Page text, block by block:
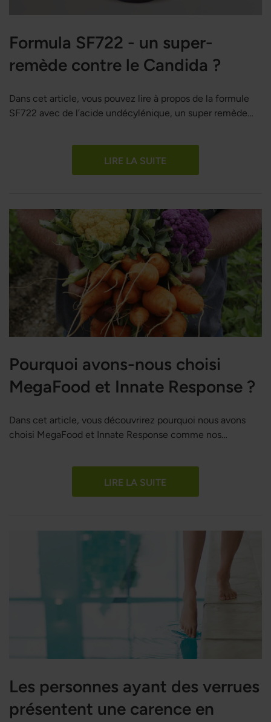
Formula SF722 - un super-
remède contre le Candida ?
Dans cet article, vous pouvez lire à propos de la formule
SF722 avec de l’acide undécylénique, un super remède
LIRE LA SUITE
Pourquoi avons-nous choisi
MegaFood et Innate Response ?
Dans cet article, vous découvrirez pourquoi nous avons
choisi MegaFood et Innate Response comme nos
compléments alimentaires de meilleure qualité.
LIRE LA SUITE
Les personnes ayant des verrues
présentent une carence en